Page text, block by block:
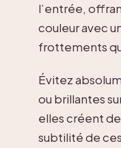
l’entrée,
couleur avec
frottements
Évitez
ou brillantes
elles créent
subtilité de